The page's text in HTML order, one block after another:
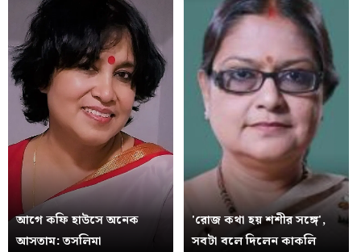
আগে কফি হাউসে অনেক
আসতাম: তসলিমা
'রোজ কথা হয় শশীর সঙ্গে',
সবটা বলে দিলেন কাকলি